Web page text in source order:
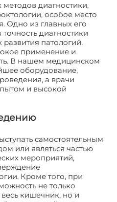
диагностики,
особое место
Одно из главных его
диагностики
патологий.
применение и
В нашем медицинском
оборудование,
а врачи
и высокой
самостоятельным
или являться частью
мероприятий,
Кроме того, при
не только
кишечник, но и